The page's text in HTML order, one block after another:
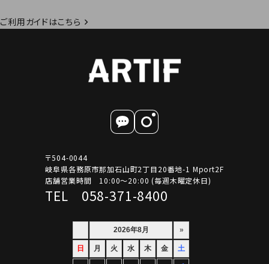
ご利用ガイドはこちら
〒504-0044
岐阜県各務原市那加石山町2丁目20番地-1 Mport2F
店舗営業時間 10:00～20:00 (毎週木曜定休日)
TEL 058-371-8400